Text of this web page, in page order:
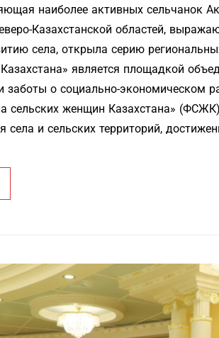
наиболее активных сельчанок
Казахстанской областей,
села, открыла серию
является площадкой
о социально-экономическом
сельских женщин Казахстана»
села и сельских территорий,